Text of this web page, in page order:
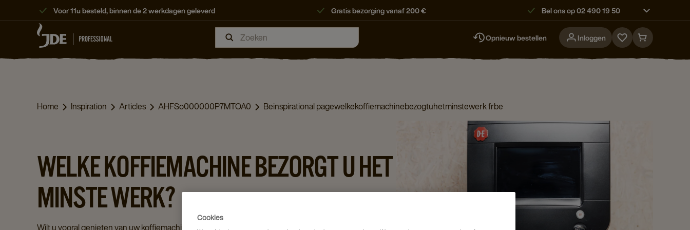
Voor 11u besteld, binnen de 2 werkdagen geleverd Gratis bezorging vanaf 200 € Bel ons op 02 490 19 50
Opnieuw bestellen Inloggen
Go
to
Go
to
Home Inspiration Articles AHFSo000000P7MTOA0 Beinspirational pagewelkekoffiemachinebezogtuhetminstewerk frbe
WELKE KOFFIEMACHINE BEZORGT U HET
MINSTE WERK?
Wilt u vooral genieten van uw koffiemachine? Zonder dat u uw handen vol hebt om ze te ‘soigneren’?
Cookies